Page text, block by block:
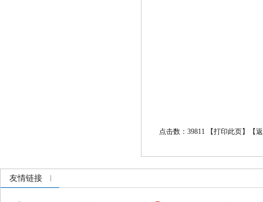
点击数：39811 【打印此页】【
友情链接